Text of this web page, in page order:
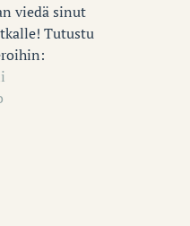
viedä sinut
Tutustu